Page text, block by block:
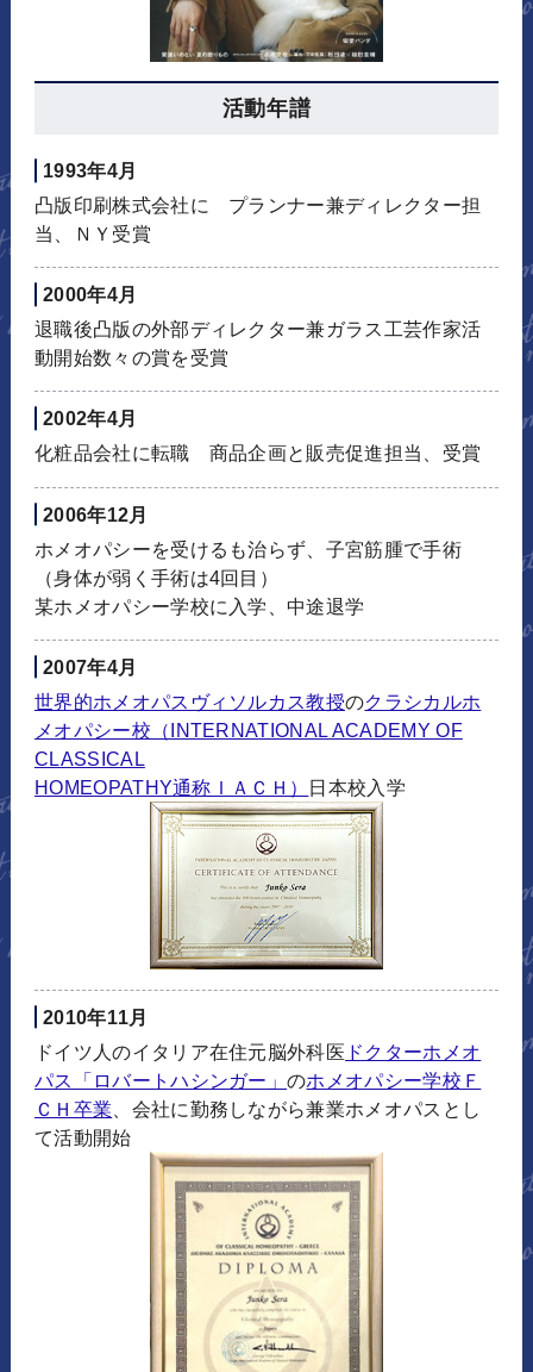
活動年譜
1993年4月
凸版印刷株式会社に プランナー兼ディレクター担
当、ＮＹ受賞
2000年4月
退職後凸版の外部ディレクター兼ガラス工芸作家活
動開始数々の賞を受賞
2002年4月
化粧品会社に転職 商品企画と販売促進担当、受賞
2006年12月
ホメオパシーを受けるも治らず、子宮筋腫で手術
（身体が弱く手術は4回目）
某ホメオパシー学校に入学、中途退学
2007年4月
世界的ホメオパスヴィソルカス教授のクラシカルホ
メオパシー校（INTERNATIONAL ACADEMY OF
CLASSICAL
HOMEOPATHY通称ＩＡＣＨ） 日本校入学
2010年11月
ドイツ人のイタリア在住元脳外科医 ドクターホメオ
パス「ロバートハシンガー」のホメオパシー学校Ｆ
ＣＨ卒業 、会社に勤務しながら兼業ホメオパスとし
て活動開始